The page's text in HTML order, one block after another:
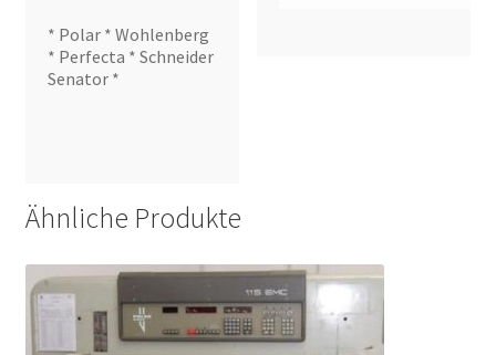
* Polar * Wohlenberg
* Perfecta * Schneider
Senator *
Ähnliche Produkte